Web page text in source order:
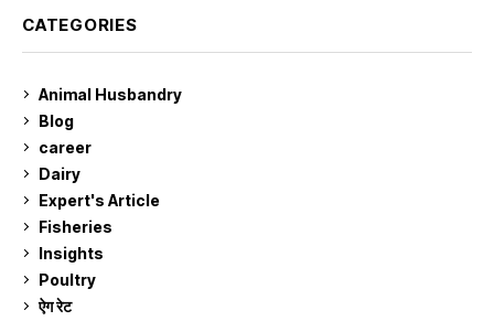
CATEGORIES
Animal Husbandry
Blog
career
Dairy
Expert's Article
Fisheries
Insights
Poultry
ऐग रेट